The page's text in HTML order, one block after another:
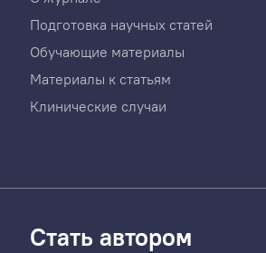
Подготовка научных статей
Обучающие материалы
Материалы к статьям
Клинические случаи
Стать автором